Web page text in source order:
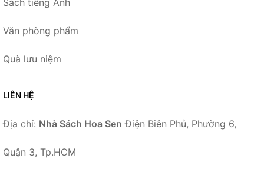
Sách tiếng Anh
Văn phòng phẩm
Quà lưu niệm
LIÊN HỆ
Địa chỉ: Nhà Sách Hoa Sen Điện Biên Phủ, Phường 6,
Quận 3, Tp.HCM